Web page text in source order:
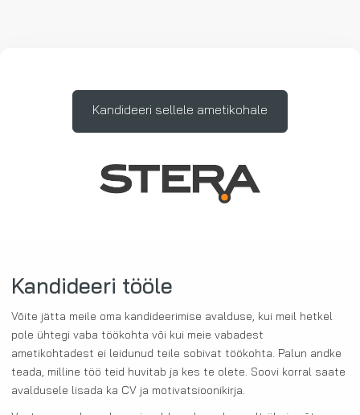
Kandideeri sellele ametikohale
Kandideeri tööle
Võite jätta meile oma kandideerimise avalduse, kui meil hetkel
pole ühtegi vaba töökohta või kui meie vabadest
ametikohtadest ei leidunud teile sobivat töökohta. Palun andke
teada, milline töö teid huvitab ja kes te olete. Soovi korral saate
avaldusele lisada ka CV ja motivatsioonikirja.